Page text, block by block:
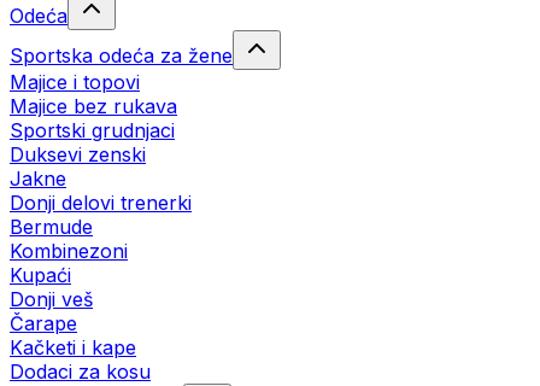
Odeća
Sportska odeća za žene
Majice i topovi
Majice bez rukava
Sportski grudnjaci
Duksevi zenski
Jakne
Donji delovi trenerki
Bermude
Kombinezoni
Kupaći
Donji veš
Čarape
Kačketi i kape
Dodaci za kosu